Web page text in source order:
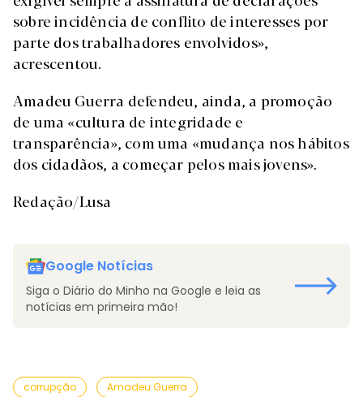
sobre incidência de conflito de interesses por
parte dos trabalhadores envolvidos»,
acrescentou.
Amadeu Guerra defendeu, ainda, a promoção
de uma «cultura de integridade e
transparência», com uma «mudança nos hábitos
dos cidadãos, a começar pelos mais jovens».
Redação/Lusa
Google Notícias
Siga o Diário do Minho na Google e leia as
notícias em primeira mão!
corrupção Amadeu Guerra